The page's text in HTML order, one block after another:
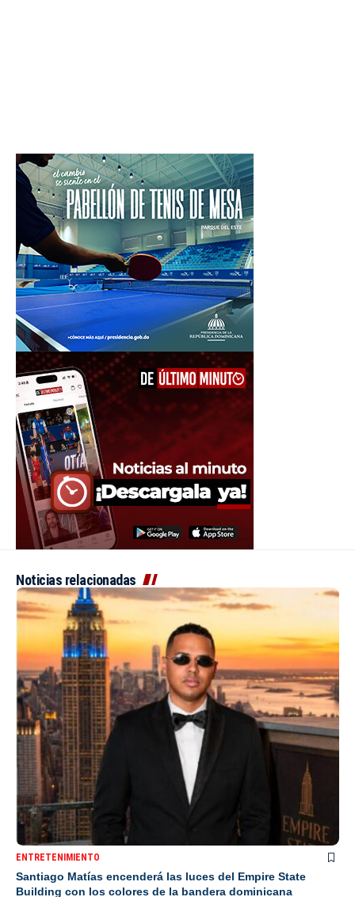
Noticias relacionadas
ENTRETENIMIENTO
Santiago Matías encenderá las luces del Empire State
Building con los colores de la bandera dominicana